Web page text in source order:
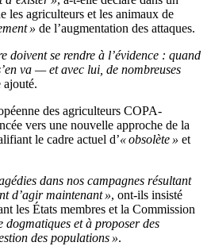
les agriculteurs et les animaux de
» de l’augmentation des attaques.
doivent se rendre à l’évidence : quand
va — et avec lui, de nombreuses
ajouté.
des agriculteurs COPA-
vers une nouvelle approche de la
le cadre actuel d’« obsolète » et
dans nos campagnes résultant
d’agir maintenant », ont-ils insisté
les États membres et la Commission
dogmatiques et à proposer des
des populations ».